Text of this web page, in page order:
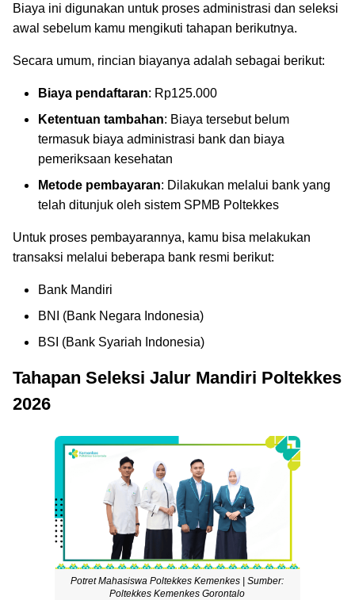
Biaya ini digunakan untuk proses administrasi dan seleksi
awal sebelum kamu mengikuti tahapan berikutnya.
Secara umum, rincian biayanya adalah sebagai berikut:
Biaya pendaftaran: Rp125.000
Ketentuan tambahan: Biaya tersebut belum
termasuk biaya administrasi bank dan biaya
pemeriksaan kesehatan
Metode pembayaran: Dilakukan melalui bank yang
telah ditunjuk oleh sistem SPMB Poltekkes
Untuk proses pembayarannya, kamu bisa melakukan
transaksi melalui beberapa bank resmi berikut:
Bank Mandiri
BNI (Bank Negara Indonesia)
BSI (Bank Syariah Indonesia)
Tahapan Seleksi Jalur Mandiri Poltekkes
2026
Potret Mahasiswa Poltekkes Kemenkes | Sumber:
Poltekkes Kemenkes Gorontalo